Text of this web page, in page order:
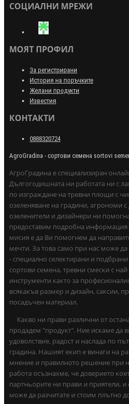
СОЦИАЛНИ МРЕЖИ
МОЯТ ПРОФИЛ
За регистрирани
История на поръчките
Желани продукти
Известия
КОНТАКТИ
0888320724
AgroGradina - сортови семена sortovi
АгроГрадина е специализиран
Дългогодишната ни работата ни с
по изграждане на тревни площи с
озеленяване на градини, агрономи
озеленители и дизайнери ни
предоставим подробна информация
мисия е да Ви помогнем да
мечти. За това само при нас може
- специално селектирани и
сортови семена, тревни смески с
инструменти както за
всякакъв размер и дизайн, саксии,
посадъчен материал.
Какво ни прави различни от
продадем "продукт". Ние искаме да
удоволствие, радост и наслада по
градина. Нашият екип е винаги на
мнение и правилното решение при
работа осъзнахме, че доверието
партньорите ни прави и приятели,
може да разчитате и стоим плътно